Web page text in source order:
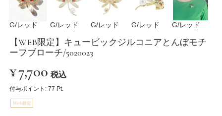
G/レッド G/レッド G/レッド G/レッド G/レッド
【WEB限定】キュービックジルコニアとんぼモチ
ーフブローチ/5020023
¥7,700 税込
付与ポイント: 77 Pt.